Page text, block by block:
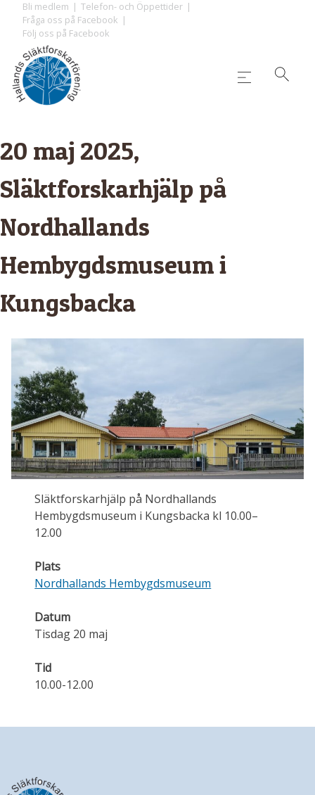
content
Bli medlem
Telefon- och Öppettider
Fråga oss på Facebook
Följ oss på Facebook
20 maj 2025,
Släktforskarhjälp på
Nordhallands
Hembygdsmuseum i
Kungsbacka
Släktforskarhjälp på Nordhallands
Hembygdsmuseum i Kungsbacka kl 10.00–
12.00
Plats
Nordhallands Hembygdsmuseum
Datum
Tisdag 20 maj
Tid
10.00-12.00